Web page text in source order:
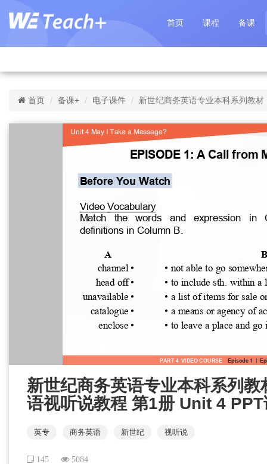
首页 课程 备课
首页 备课+ 电子课件 新世纪商务英语专业本科系列教
新世纪商务英语专业本科系列
语视听说教程 第1册 Unit 4 PPT
英专 商务英语 新世纪 视听说
145 5084